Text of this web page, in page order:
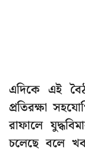
এদিকে এই
প্রতিরক্ষা
রাফালে
চলেছে বলে